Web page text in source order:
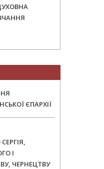
ЄПАРХІЇ
І
ЧЕРНЕЦТВУ